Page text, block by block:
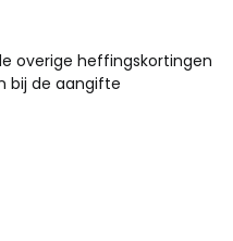
overige heffingskortingen
bij de aangifte